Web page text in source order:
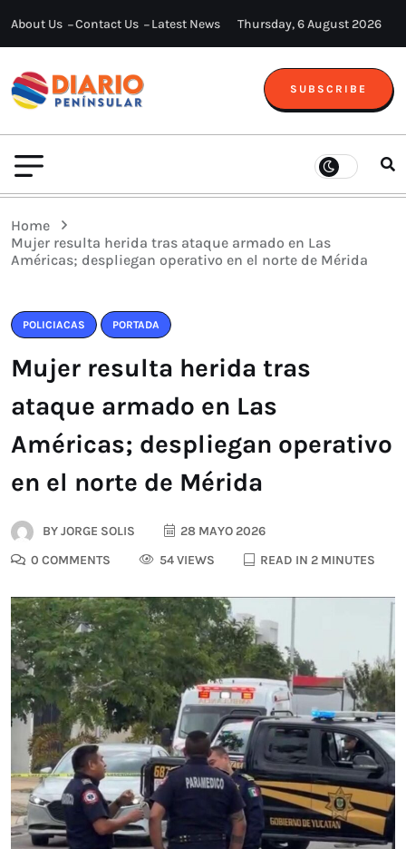
About Us Contact Us Latest News Thursday, 6 August 2026
SUBSCRIBE
Home
Mujer resulta herida tras ataque armado en Las
Américas; despliegan operativo en el norte de Mérida
POLICIACAS PORTADA
Mujer resulta herida tras
ataque armado en Las
Américas; despliegan operativo
en el norte de Mérida
BYJORGE SOLIS
28 MAYO 2026
0 COMMENTS
54 VIEWS READ IN 2 MINUTES